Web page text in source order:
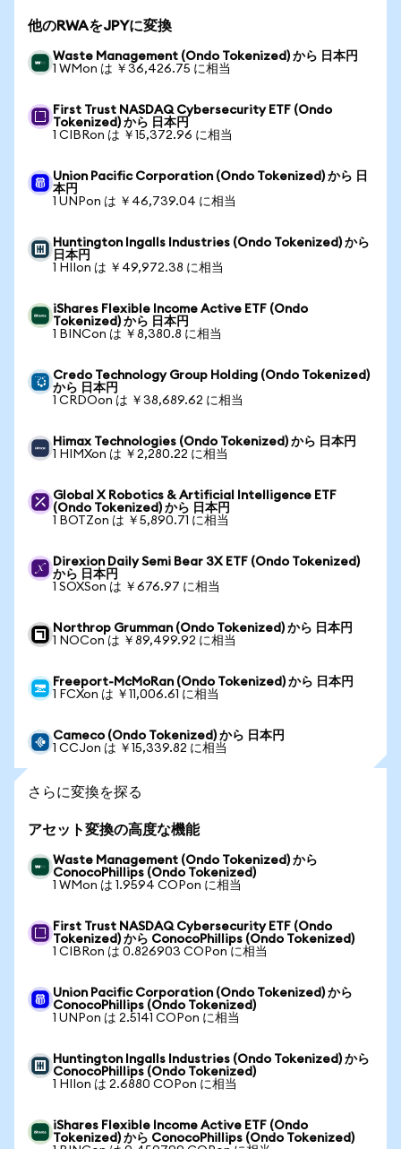
他のRWAをJPYに変換
Waste Management (Ondo Tokenized) から 日本円
1 WMon は ￥36,426.75 に相当
First Trust NASDAQ Cybersecurity ETF (Ondo
Tokenized) から 日本円
1 CIBRon は ￥15,372.96 に相当
Union Pacific Corporation (Ondo Tokenized) から 日
本円
1 UNPon は ￥46,739.04 に相当
Huntington Ingalls Industries (Ondo Tokenized) から
日本円
1 HIIon は ￥49,972.38 に相当
iShares Flexible Income Active ETF (Ondo
Tokenized) から 日本円
1 BINCon は ￥8,380.8 に相当
Credo Technology Group Holding (Ondo Tokenized)
から 日本円
1 CRDOon は ￥38,689.62 に相当
Himax Technologies (Ondo Tokenized) から 日本円
1 HIMXon は ￥2,280.22 に相当
Global X Robotics & Artificial Intelligence ETF
(Ondo Tokenized) から 日本円
1 BOTZon は ￥5,890.71 に相当
Direxion Daily Semi Bear 3X ETF (Ondo Tokenized)
から 日本円
1 SOXSon は ￥676.97 に相当
Northrop Grumman (Ondo Tokenized) から 日本円
1 NOCon は ￥89,499.92 に相当
Freeport-McMoRan (Ondo Tokenized) から 日本円
1 FCXon は ￥11,006.61 に相当
Cameco (Ondo Tokenized) から 日本円
1 CCJon は ￥15,339.82 に相当
さらに変換を探る
アセット変換の高度な機能
Waste Management (Ondo Tokenized) から
ConocoPhillips (Ondo Tokenized)
1 WMon は 1.9594 COPon に相当
First Trust NASDAQ Cybersecurity ETF (Ondo
Tokenized) から ConocoPhillips (Ondo Tokenized)
1 CIBRon は 0.826903 COPon に相当
Union Pacific Corporation (Ondo Tokenized) から
ConocoPhillips (Ondo Tokenized)
1 UNPon は 2.5141 COPon に相当
Huntington Ingalls Industries (Ondo Tokenized) から
ConocoPhillips (Ondo Tokenized)
1 HIIon は 2.6880 COPon に相当
iShares Flexible Income Active ETF (Ondo
Tokenized) から ConocoPhillips (Ondo Tokenized)